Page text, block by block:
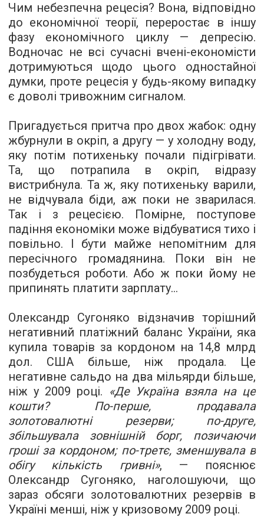
Чим небезпечна рецесія? Вона, відповідно
до економічної теорії, переростає в іншу
фазу економічного циклу — депресію.
Водночас не всі сучасні вчені-економісти
дотримуються щодо цього одностайної
думки, проте рецесія у будь-якому випадку
є доволі тривожним сигналом.
Пригадується притча про двох жабок: одну
жбурнули в окріп, а другу — у холодну воду,
яку потім потихеньку почали підігрівати.
Та, що потрапила в окріп, відразу
вистрибнула. Та ж, яку потихеньку варили,
не відчувала біди, аж поки не зварилася.
Так і з рецесією. Помірне, поступове
падіння економіки може відбуватися тихо і
повільно. І бути майже непомітним для
пересічного громадянина. Поки він не
позбудеться роботи. Або ж поки йому не
припинять платити зарплату...
Олександр Сугоняко відзначив торішний
негативний платіжний баланс України, яка
купила товарів за кордоном на 14,8 млрд
дол. США більше, ніж продала. Це
негативне сальдо на два мільярди більше,
ніж у 2009 році. «Де Україна взяла на це
кошти? По-перше, продавала
золотовалютні резерви; по-друге,
збільшувала зовнішній борг, позичаючи
гроші за кордоном; по-третє, зменшувала в
обігу кількість гривні», — пояснює
Олександр Сугоняко, наголошуючи, що
зараз обсяги золотовалютних резервів в
Україні менші, ніж у кризовому 2009 році.